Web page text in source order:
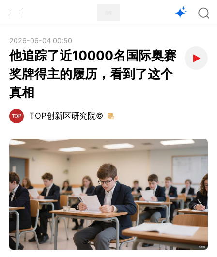
1X
2026-06-04 00:50
他追踪了近10000名国际奥赛
奖牌得主的履历，看到了这个
真相
TOP创新区研究院©